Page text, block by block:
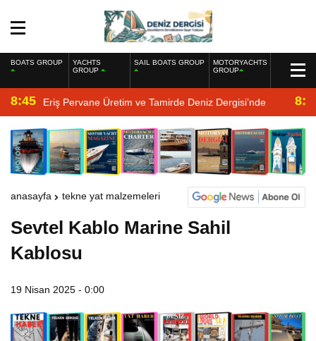
BOATS GROUP
YACHTS
GROUP
SAIL BOATS GROUP
MOTORYACHTS
GROUP
8:45 Eriş Pervane Üretim ve Tamirde Deniz Dergisi’nde
anasayfa tekne yat malzemeleri
Sevtel Kablo Marine Sahil
Kablosu
19 Nisan 2025 - 0:00